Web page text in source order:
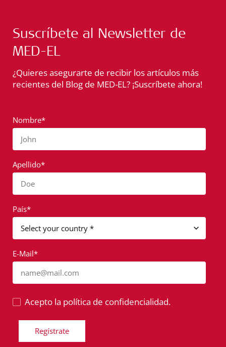
Suscríbete al Newsletter de
MED-EL
¿Quieres asegurarte de recibir los artículos más
recientes del Blog de MED-EL? ¡Suscríbete ahora!
Nombre*
John
Apellido*
Doe
País*
E-Mail*
name@mail.com
Acepto la política de confidencialidad.
Regístrate